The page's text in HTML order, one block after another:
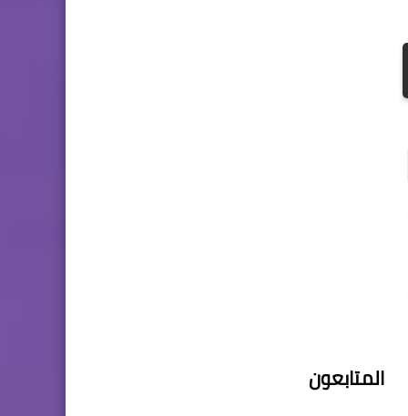
المتابعون